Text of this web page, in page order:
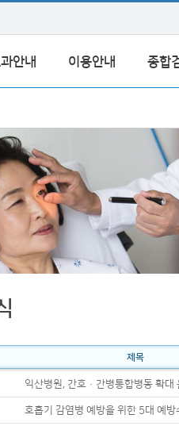
안내 이용안내 종합
제목
익산병원, 간호·간병통합병동 확대
호흡기 감염병 예방을 위한 5대 예방